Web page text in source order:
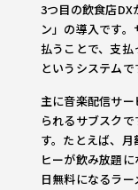
3つ目の飲食店
ン」の導入です
払うことで、支
というシステムで
主に音楽配信サ
られるサブスク
す。たとえば、
ヒーが飲み放題
日無料になるラ